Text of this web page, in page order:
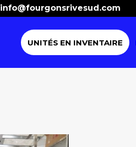
info@fourgonsrivesud.com
UNITÉS EN INVENTAIRE